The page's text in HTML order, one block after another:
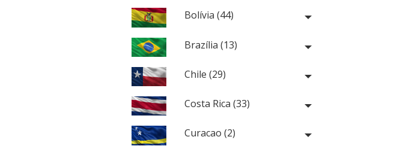
Bolívia (44)
Brazília (13)
Chile (29)
Costa Rica (33)
Curacao (2)